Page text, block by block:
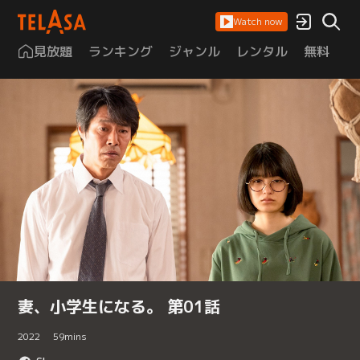
Watch now
見放題 ランキング ジャンル レンタル 無料
妻、小学生になる。 第01話
2022 59mins